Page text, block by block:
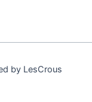
by LesCrous